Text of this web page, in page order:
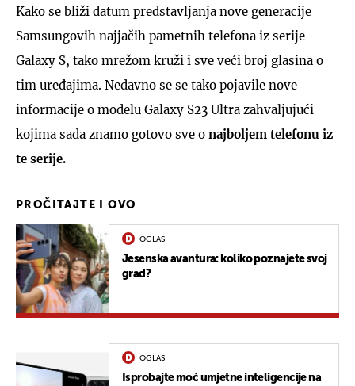
Kako se bliži datum predstavljanja nove generacije
Samsungovih najjačih pametnih telefona iz serije
Galaxy S, tako mrežom kruži i sve veći broj glasina o
tim uređajima. Nedavno se se tako pojavile nove
informacije o modelu Galaxy S23 Ultra zahvaljujući
kojima sada znamo gotovo sve o najboljem telefonu iz
te serije.
PROČITAJTE I OVO
OGLAS
Jesenska avantura: koliko poznajete svoj
grad?
OGLAS
Isprobajte moć umjetne inteligencije na